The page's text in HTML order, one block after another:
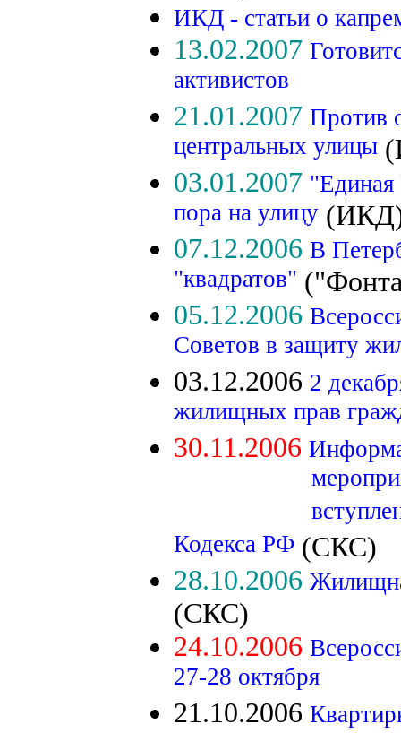
ИКД - статьи о
13.02.2007
активистов
21.01.2007 Против
центральных улицы
03.01.2007 "Единая
пора на улицу
07.12.2006 В
"квадратов"
05.12.2006
Советов в защиту
03.12.2006 2
жилищных прав
30.11.2006
мероприятий
вступления в
Кодекса РФ (СКС)
28.10.2006
(СКС)
24.10.2006
27-28 октября
21.10.2006